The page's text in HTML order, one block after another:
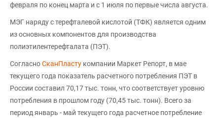
февраля по конец марта и с 1 июля по первые числа августа.
МЭГ наряду с терефталевой кислотой (ТФК) является одним
из основных компонентов для производства
полиэтилентерефталата (ПЭТ).
СогласноСканПласту компании Маркет Репорт, в мае
текущего года показатель расчетного потребления ПЭТ в
России составил 70,17 тыс. тонн, что соответствует уровню
потребления в прошлом году (70,45 тыс. тонн). Всего за
период январь - май текущего года расчетное потребление